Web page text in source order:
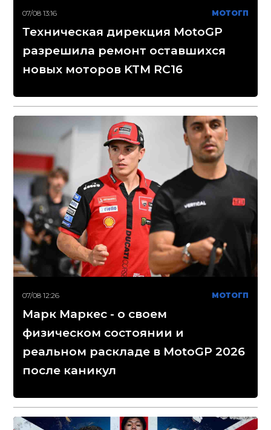
07/08 13:16 МОТОГП
Техническая дирекция MotoGP
разрешила ремонт оставшихся
новых моторов KTM RC16
07/08 12:26 МОТОГП
Марк Маркес - о своем
физическом состоянии и
реальном раскладе в MotoGP 2026
после каникул